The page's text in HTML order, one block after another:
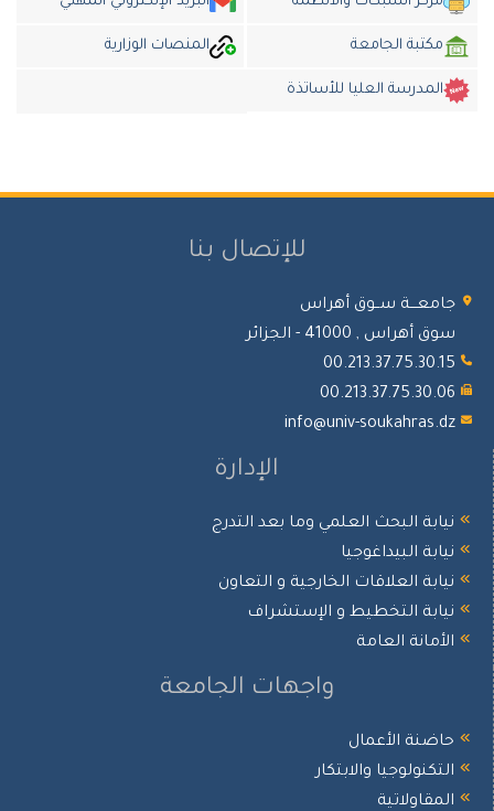
مكتبة الجامعة المنصات الوزارية
المدرسة العليا للأساتذة
للإتصال بنا
جامعـــة ســوق أهراس
سوق أهراس , 41000 - الجزائر
00.213.37.75.30.15
00.213.37.75.30.06
info@univ-soukahras.dz
الإدارة
نيابة البحث العلمي وما بعد التدرج
نيابة البيداغوجيا
نيابة العلاقات الخارجية و التعاون
نيابة التخطيط و الإستشراف
الأمانة العامة
واجهات الجامعة
حاضنة الأعمال
التكنولوجيا والابتكار
المقاولاتية